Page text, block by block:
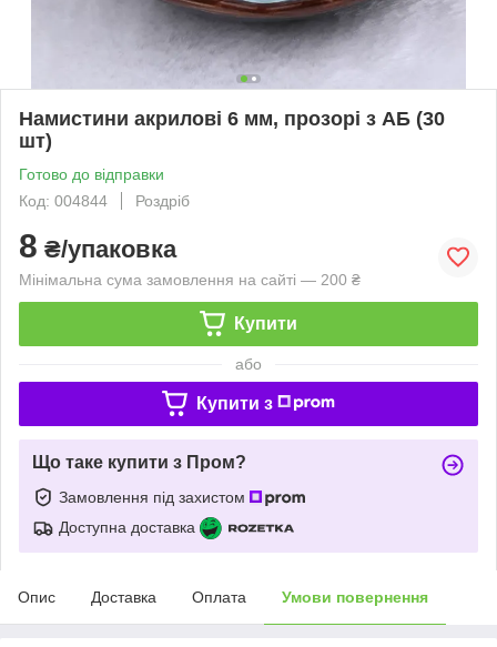
Намистини акрилові 6 мм, прозорі з АБ (30
шт)
Готово до відправки
Код: 004844
Роздріб
8 ₴/упаковка
Мінімальна сума замовлення на сайті — 200 ₴
Купити
або
Купити з
Що таке купити з Пром?
Замовлення під захистом
Доступна доставка
Опис Доставка Оплата Умови повернення